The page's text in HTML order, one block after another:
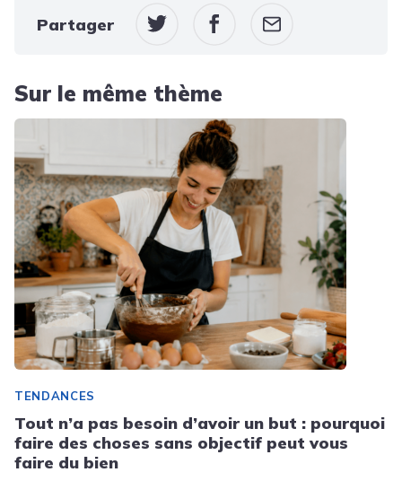
Partager
Sur le même thème
TENDANCES
Tout n’a pas besoin d’avoir un but : pourquoi
faire des choses sans objectif peut vous
faire du bien